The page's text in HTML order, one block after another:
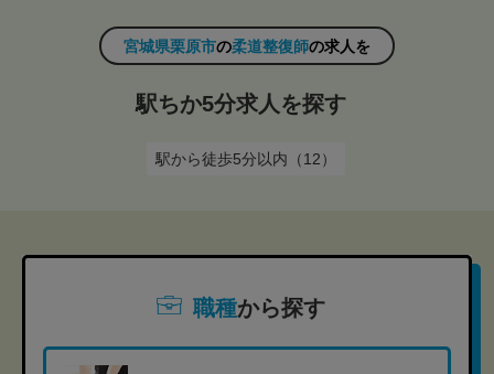
宮城県栗原市の柔道整復師の求人を
駅ちか5分求人を探す
駅から徒歩5分以内（12）
職種から探す